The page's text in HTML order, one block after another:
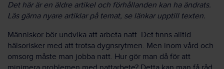
Det här är en äldre artikel och förhållanden kan ha ändrats.
Läs gärna nyare artiklar på temat, se länkar upptill texten.
Människor bör undvika att arbeta natt. Det finns alltid
hälsorisker med att trotsa dygnsrytmen. Men inom vård och
omsorg måste man jobba natt. Hur gör man då för att